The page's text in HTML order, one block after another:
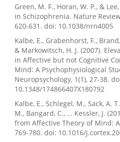
Green, M. F., Horan, W. P., &
in Schizophrenia. Nature
620-631. doi: 10.1038/nrn4005
Kalbe, E., Grabenhorst, F.,
& Markowitsch, H. J. (2007).
in Affective but not Cognitive
Mind: A Psychophysiological
Neuropsychology, 1(1), 27-38.
10.1348/174866407X180792
Kalbe, E., Schlegel, M., Sack, A.
M., Bangard, C., … Kessler, J.
from Affective Theory of Mind:
769-780. doi: 10.1016/